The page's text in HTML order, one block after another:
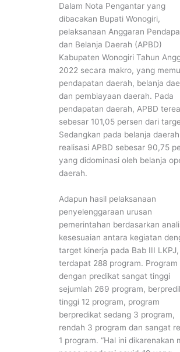
Dalam Nota Pengantar yang
dibacakan Bupati Wonogiri,
pelaksanaan Anggaran
dan Belanja Daerah (APBD)
Kabupaten Wonogiri Tahun
2022 secara makro, yang
pendapatan daerah, belanja
dan pembiayaan daerah. Pada
pendapatan daerah, APBD
sebesar 101,05 persen dari
Sedangkan pada belanja daerah
realisasi APBD sebesar 90,75
yang didominasi oleh belanja
daerah.
Adapun hasil pelaksanaan
penyelenggaraan urusan
pemerintahan berdasarkan
kesesuaian antara kegiatan
target kinerja pada Bab III LKPJ,
terdapat 288 program. Program
dengan predikat sangat tinggi
sejumlah 269 program,
tinggi 12 program, program
berpredikat sedang 3 program,
rendah 3 program dan sangat
1 program. “Hal ini dikarenakan